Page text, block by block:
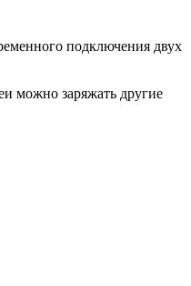
подключения двух
можно заряжать другие